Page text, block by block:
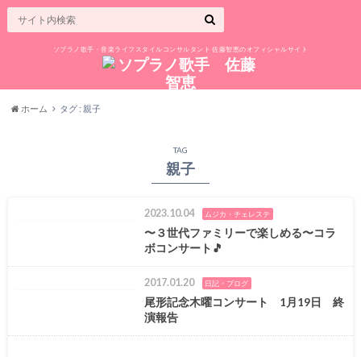
ソプラノ歌手・音楽ライフスタイルコンサルタント 佐藤智恵のオフィシャルサイト
ホーム タグ : 親子
TAG
親子
2023.10.04 ムジカ・チェレステ
〜３世代ファミリーで楽しめる〜コラ
ボコンサート🎵
2017.01.20 日記・ブログ
尾形記念木曜コンサート 1月19日 終
演報告